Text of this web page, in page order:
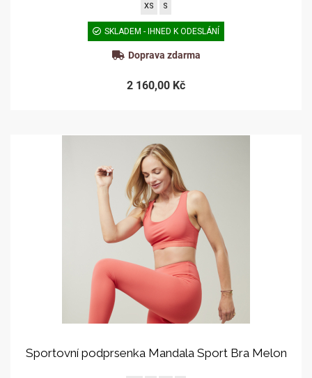
XS S
SKLADEM - IHNED K ODESLÁNÍ
Doprava zdarma
2 160,00 Kč
Sportovní podprsenka Mandala Sport Bra Melon